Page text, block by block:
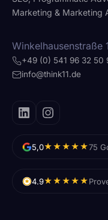
Marketing & Marketing
Winkelhausenstraße
+49 (0) 541 96 32 50
info@think11.de
5,0★★★★★75
4.9★★★★★